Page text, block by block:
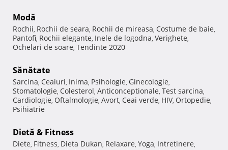
Modă
Rochii, Rochii de seara, Rochii de mireasa, Costume de baie,
Pantofi, Rochii elegante, Inele de logodna, Verighete,
Ochelari de soare, Tendinte 2020
Sănătate
Sarcina, Ceaiuri, Inima, Psihologie, Ginecologie,
Stomatologie, Colesterol, Anticonceptionale, Test sarcina,
Cardiologie, Oftalmologie, Avort, Ceai verde, HIV, Ortopedie,
Psihiatrie
Dietă & Fitness
Diete, Fitness, Dieta Dukan, Relaxare, Yoga, Intretinere,